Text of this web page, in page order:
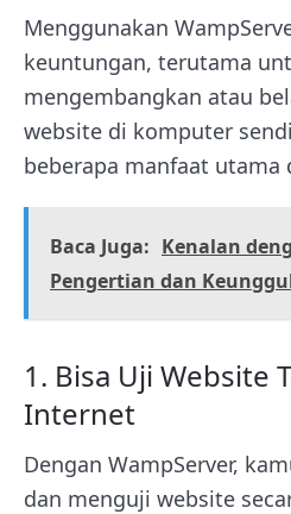
Menggunakan
keuntungan, terutama
mengembangkan atau
website di komputer
beberapa manfaat utama
Baca Juga: Kenalan
Pengertian dan
1. Bisa Uji Website
Internet
Dengan WampServer,
dan menguji website